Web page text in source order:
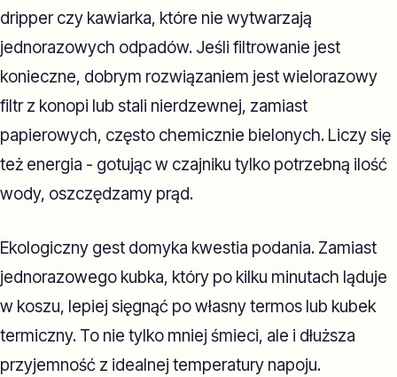
dripper czy kawiarka, które nie wytwarzają
jednorazowych odpadów. Jeśli filtrowanie jest
konieczne, dobrym rozwiązaniem jest wielorazowy
filtr z konopi lub stali nierdzewnej, zamiast
papierowych, często chemicznie bielonych. Liczy się
też energia - gotując w czajniku tylko potrzebną ilość
wody, oszczędzamy prąd.
Ekologiczny gest domyka kwestia podania. Zamiast
jednorazowego kubka, który po kilku minutach ląduje
w koszu, lepiej sięgnąć po własny termos lub kubek
termiczny. To nie tylko mniej śmieci, ale i dłuższa
przyjemność z idealnej temperatury napoju.